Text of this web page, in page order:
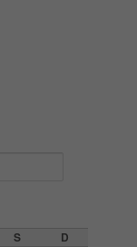
S D